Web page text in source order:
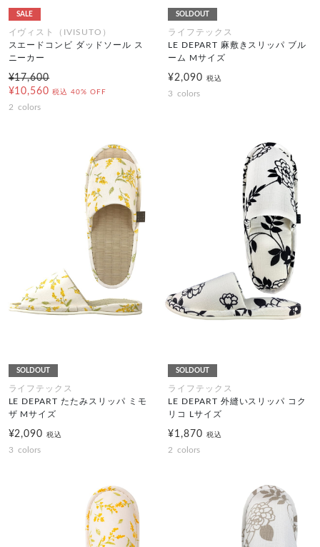
SALE
イヴィスト（IVISUTO）
スエードコンビ ダッドソール ス
ニーカー
¥17,600
¥10,560 税込 40% OFF
2 colors
SOLDOUT
ライフテックス
LE DEPART 麻敷きスリッパ ブル
ーム Mサイズ
¥2,090 税込
3 colors
SOLDOUT
ライフテックス
LE DEPART たたみスリッパ ミモ
ザ Mサイズ
¥2,090税込
3 colors
SOLDOUT
ライフテックス
LE DEPART 外縫いスリッパ コク
リコ Lサイズ
¥1,870 税込
2 colors